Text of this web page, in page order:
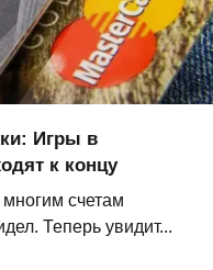
Игры в
к концу
счетам
Теперь увидит...